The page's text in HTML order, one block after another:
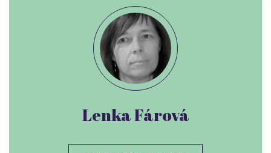
Lenka Fárová